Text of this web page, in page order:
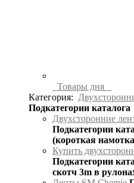
Товары дня
Категория:
Подкатегории
Двухсторонние
Подкатегории
(короткая
Купить
Подкатегории
скотч 3m в